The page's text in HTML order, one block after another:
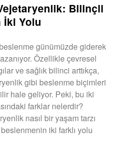
Bilinçli
İki Yolu
günümüzde giderek
Özellikle çevresel
ve sağlık bilinci arttıkça,
gibi beslenme biçimleri
hale geliyor. Peki, bu iki
farklar nelerdir?
nasıl bir yaşam tarzı
iki farklı yolu